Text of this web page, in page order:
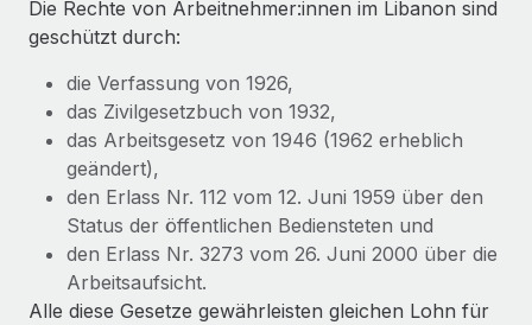
Frag unsere Expert:innen
Background-Checks
Einfacheres Bewerber:innen-Screening
Compliance Watchtower
Lückenlose Compliance
Geräteverwaltung
Globale Bereitstellung und Verfolgung von IT-
Remote Build
Demnächst verfügbar
Beratung zu Integrationen und KI-Automatisierung
FALLSTUDIEN
So hat der KI-Vorreiter Weaviate sein Team mit
Remote um 120 % vergrößert
Weaviate auf einen Blick Weaviate entwickelt KI-basierte
Open-Source-Infrastrukturen. Das...
Mehr erfahren
Hol dir Unterstützung
Alle Ressourcen anzeigen
BLOG
Globale Payroll
EOR und PEO
Die Rechte von Arbeitnehmer:innen im Libanon sind
geschützt durch:
die Verfassung von 1926,
das Zivilgesetzbuch von 1932,
das Arbeitsgesetz von 1946 (1962 erheblich
geändert),
den Erlass Nr. 112 vom 12. Juni 1959 über den
Status der öffentlichen Bediensteten und
den Erlass Nr. 3273 vom 26. Juni 2000 über die
Arbeitsaufsicht.
Alle diese Gesetze gewährleisten gleichen Lohn für